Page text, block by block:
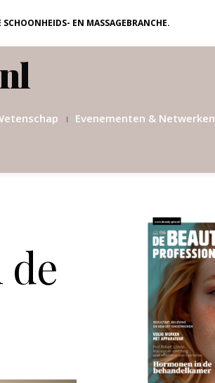
EN MASSAGEBRANCHE.
Evenementen & Netwerken
de